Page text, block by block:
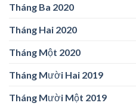
Tháng Ba 2020
Tháng Hai 2020
Tháng Một 2020
Tháng Mười Hai 2019
Tháng Mười Một 2019